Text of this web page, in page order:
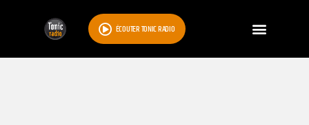
ÉCOUTER TONIC RADIO